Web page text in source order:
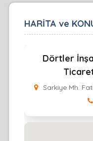
HARİTA ve
Dörtler
Sarkiye Mh.